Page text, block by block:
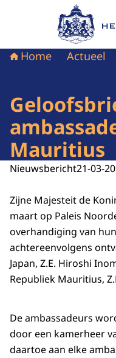
Naar de
Home Actueel
Mauritius
Nieuwsbericht21-03-
Zijne Majesteit de
maart op Paleis
overhandiging van
achtereenvolgens
Japan, Z.E. Hiroshi
Republiek Mauritius,
De ambassadeurs
door een kamerheer
daartoe aan elke